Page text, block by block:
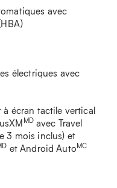
avec
électriques avec
à écran tactile vertical
MDavec Travel
3 mois inclus) et
et Android AutoMC